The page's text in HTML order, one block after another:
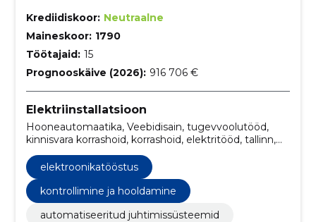
Krediidiskoor: Neutraalne
Maineskoor: 1790
Töötajaid: 15
Prognooskäive (2026): 916 706 €
Elektriinstallatsioon
Hooneautomaatika, Veebidisain, tugevvoolutööd,
kinnisvara korrashoid, korrashoid, elektritööd, tallinn,
nordecon as, Ehitus, Kinnisvarahooldus
elektroonikatööstus
kontrollimine ja hooldamine
automatiseeritud juhtimissüsteemid